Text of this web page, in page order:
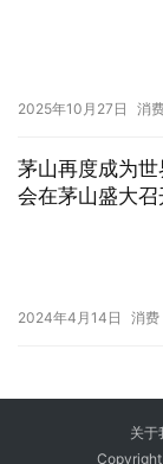
2025年10月27日 消
茅山再度成为
会在茅山盛大召
2024年4月14日 消费
关于